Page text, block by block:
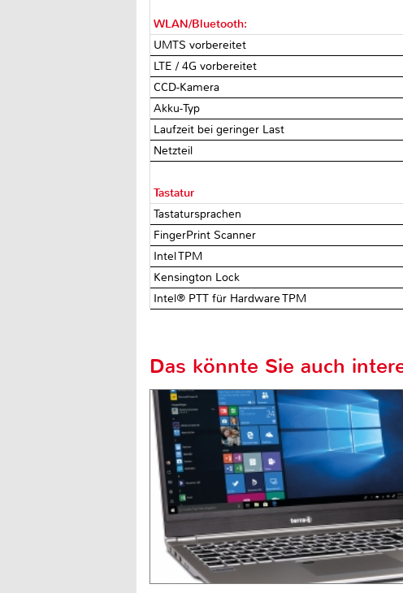
WLAN/Bluetooth:
UMTS vorbereitet
LTE / 4G vorbereitet
CCD-Kamera
Akku-Typ
Laufzeit bei geringer Last
Netzteil
Tastatur
Tastatursprachen
FingerPrint Scanner
Intel TPM
Kensington Lock
Intel® PTT für Hardware TPM
Das könnte Sie auch